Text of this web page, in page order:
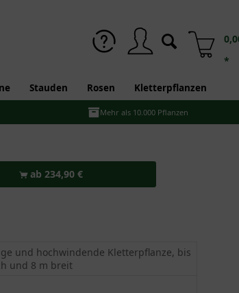
*
Stauden Rosen Kletterpflanzen
Mehr als 10.000 Pflanzen
ab 234,90 €
und hochwindende Kletterpflanze, bis
und 8 m breit